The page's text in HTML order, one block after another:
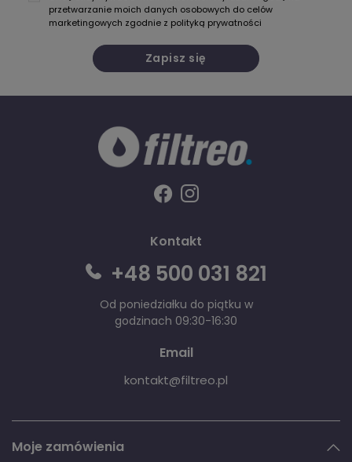
przetwarzanie moich danych osobowych do celów
marketingowych zgodnie z polityką prywatności
Zapisz się
Kontakt
+48 500 031 821
Od poniedziałku do piątku w
godzinach 09:30-16:30
Email
kontakt@filtreo.pl
Moje zamówienia